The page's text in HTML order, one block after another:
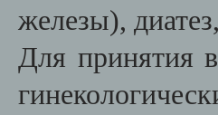
железы),
Для принятия